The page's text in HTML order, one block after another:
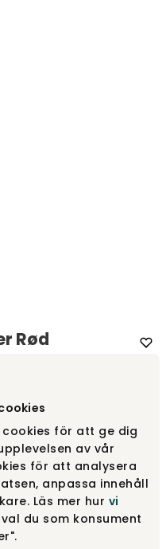
för att ge dig
av vår
för att analysera
anpassa innehåll
Läs mer hur vi
du som konsument
Rød
9 120 kr